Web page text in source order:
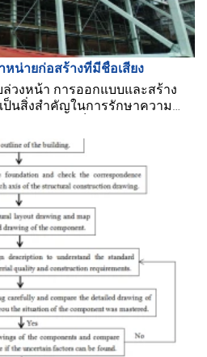
หน่ายก่อสร้างที่มีชื่อเสียง
วงหน้า การออกแบบและสร้าง
ป็นสิ่งสำคัญในการรักษาความ
ร้างเหล็กที่มีชื่อเสียงที่สุดคือบริษัท
จะมาตอบคำถามเหล่านี้ให้